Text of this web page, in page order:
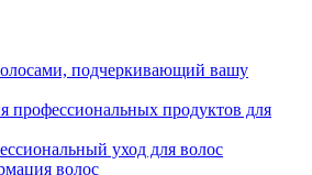
подчеркивающий вашу
профессиональных продуктов для
уход для волос
волос